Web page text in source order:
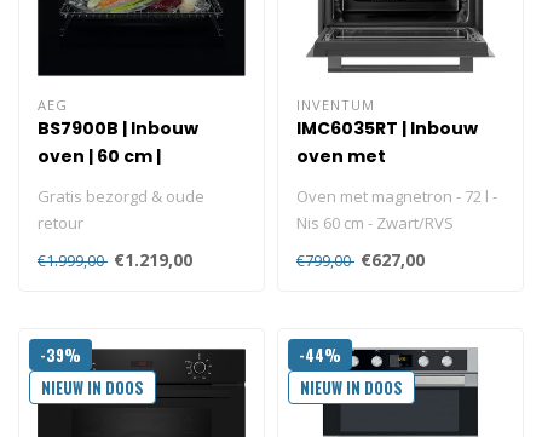
AEG
BS7900B | Inbouw
oven | 60 cm |
Hetelucht- en
stoomoven
Gratis bezorgd & oude
retour
Wij bezorgen gratis aan
huis en nemen je oude
€1.999,00 €1.219,00
INVENTUM
IMC6035RT | Inbouw
oven met
60 cm
Oven met magnetron - 72 l -
Nis 60 cm - Zwart/RVS
€799,00 €627,00
-39%
NIEUW IN DOOS
-44%
NIEUW IN DOOS